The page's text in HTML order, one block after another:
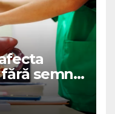
semne
adesea